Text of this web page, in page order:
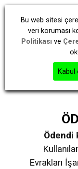
İstanbul
Ödendi
Evrakları
Bu web sitesi
veri koruması
Politikası ve
Kabul